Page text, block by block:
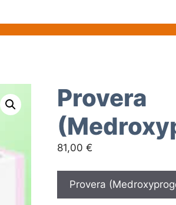
Provera
81,00€
Provera